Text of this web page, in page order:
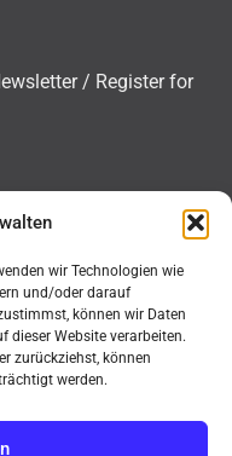
wir Technologien wie
und/oder darauf
können wir Daten
dieser Website verarbeiten.
zurückziehst, können
werden.
/ Register for